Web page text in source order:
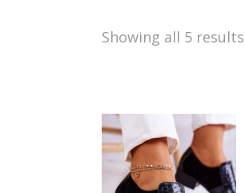
Showing all 5 results